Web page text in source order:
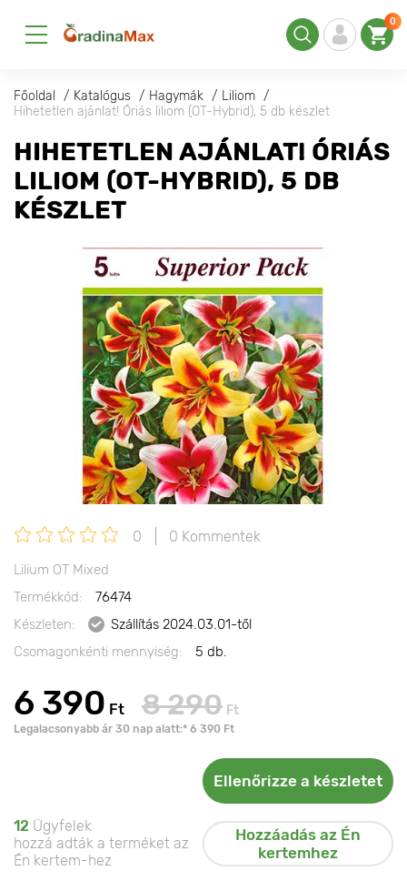
0
Főoldal Katalógus Hagymák
Liliom
Hihetetlen ajánlat! Óriás liliom (OT-Hybrid), 5 db készlet
HIHETETLEN AJÁNLAT! ÓRIÁS
LILIOM (OT-HYBRID), 5 DB
KÉSZLET
0 0 Kommentek
Lilium OT Mixed
Termékkód:
76474
Készleten:
Szállítás 2024.03.01-től
Csomagonkénti mennyiség:
5 db.
6 390 Ft 8 290 Ft
Legalacsonyabb ár 30 nap alatt:* 6 390 Ft
Ellenőrizze a készletet
12 Ügyfelek
hozzá adták a terméket az
Én kertem-hez
Hozzáadás az Én
kertemhez